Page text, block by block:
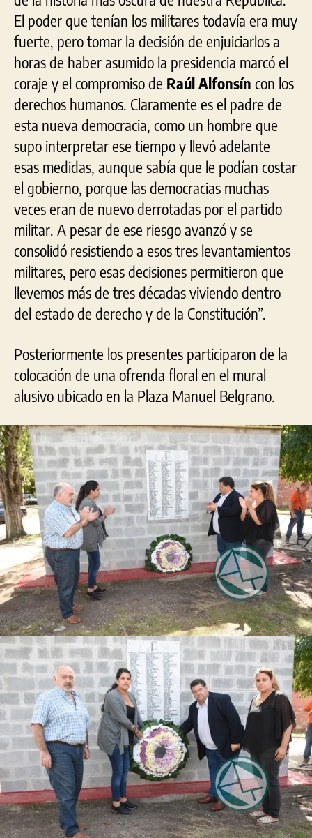
El poder que tenían los militares todavía era muy
fuerte, pero tomar la decisión de enjuiciarlos a
horas de haber asumido la presidencia marcó el
coraje y el compromiso de Raúl Alfonsín con los
derechos humanos. Claramente es el padre de
esta nueva democracia, como un hombre que
supo interpretar ese tiempo y llevó adelante
esas medidas, aunque sabía que le podían costar
el gobierno, porque las democracias muchas
veces eran de nuevo derrotadas por el partido
militar. A pesar de ese riesgo avanzó y se
consolidó resistiendo a esos tres levantamientos
militares, pero esas decisiones permitieron que
llevemos más de tres décadas viviendo dentro
del estado de derecho y de la Constitución”.
Posteriormente los presentes participaron de la
colocación de una ofrenda floral en el mural
alusivo ubicado en la Plaza Manuel Belgrano.